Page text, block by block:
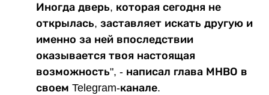
Иногда дверь, которая сегодня не
открылась, заставляет искать другую и
именно за ней впоследствии
оказывается твоя настоящая
возможность", - написал глава МНВО в
своем Telegram-канале.